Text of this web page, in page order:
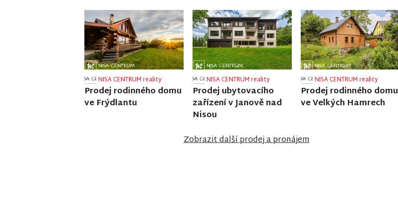
NISA CENTRUM reality
Prodej rodinného domu
v Jiřetíně pod Bukovou
NISA CENTRUM reality
Prodej činžovního domu
v Jablonci nad Nisou
NISA CENTRUM reality
Prodej rodinného domu
ve Stráži nad Nisou
Zobrazit další prodej a pronájem